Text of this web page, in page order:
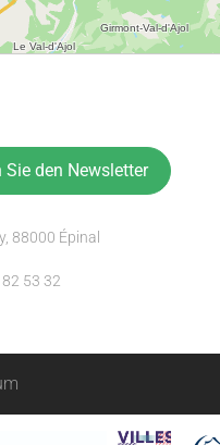
Sie den Newsletter
88000 Épinal
53 32